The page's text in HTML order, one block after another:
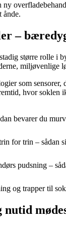
ny
ånde.
–
større rolle i
miljøvenlige
som
hvor soklen
bevarer du
for trin – sådan
pudsning –
og trapper til